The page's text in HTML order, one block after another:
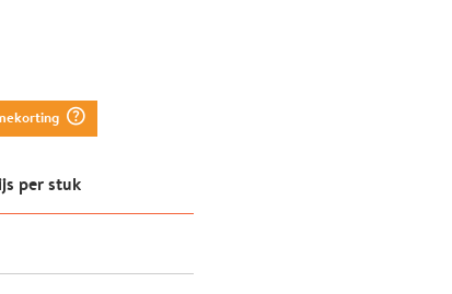
question_mark_circle
per stuk